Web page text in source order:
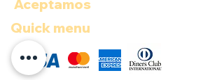
Aceptamos
Quick menu